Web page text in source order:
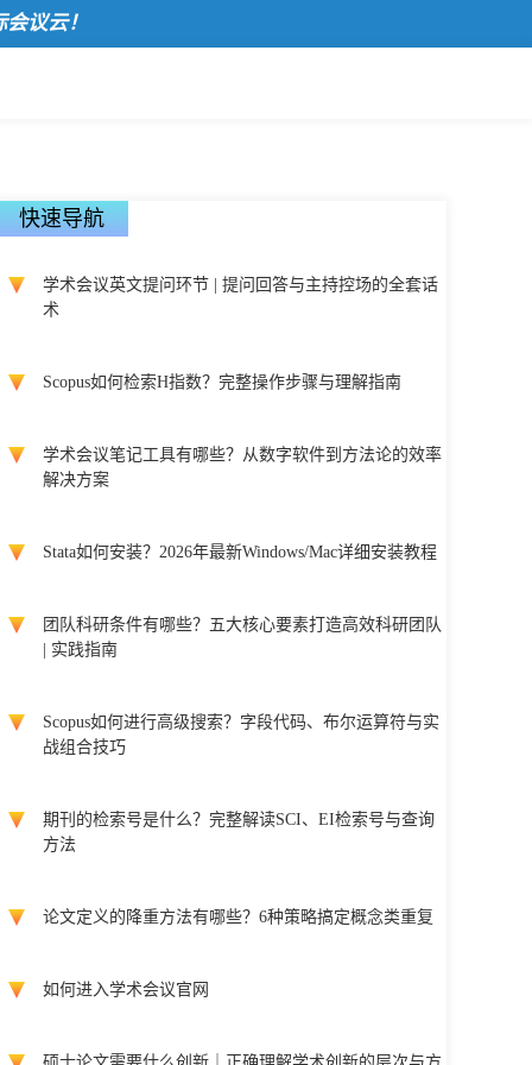
！
快速导航
学术会议英文提问环节 | 提问回答与主持控场的全套话
术
Scopus如何检索H指数？完整操作步骤与理解指南
学术会议笔记工具有哪些？从数字软件到方法论的效率
解决方案
Stata如何安装？2026年最新Windows/Mac详细安装教程
团队科研条件有哪些？五大核心要素打造高效科研团队
| 实践指南
Scopus如何进行高级搜索？字段代码、布尔运算符与实
战组合技巧
期刊的检索号是什么？完整解读SCI、EI检索号与查询
方法
论文定义的降重方法有哪些？6种策略搞定概念类重复
如何进入学术会议官网